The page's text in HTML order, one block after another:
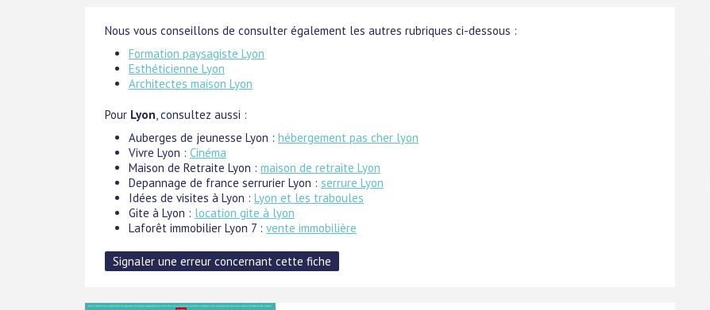
Nous vous conseillons de consulter également les autres rubriques ci-dessous :
Formation paysagiste Lyon
Esthéticienne Lyon
Architectes maison Lyon
Pour Lyon , consultez aussi :
Auberges de jeunesse Lyon : hébergement pas cher lyon
Vivre Lyon : Cinéma
Maison de Retraite Lyon : maison de retraite Lyon
Depannage de france serrurier Lyon : serrure Lyon
Idées de visites à Lyon : Lyon et les traboules
Gite à Lyon : location gite à lyon
Laforêt immobilier Lyon 7 : vente immobilière